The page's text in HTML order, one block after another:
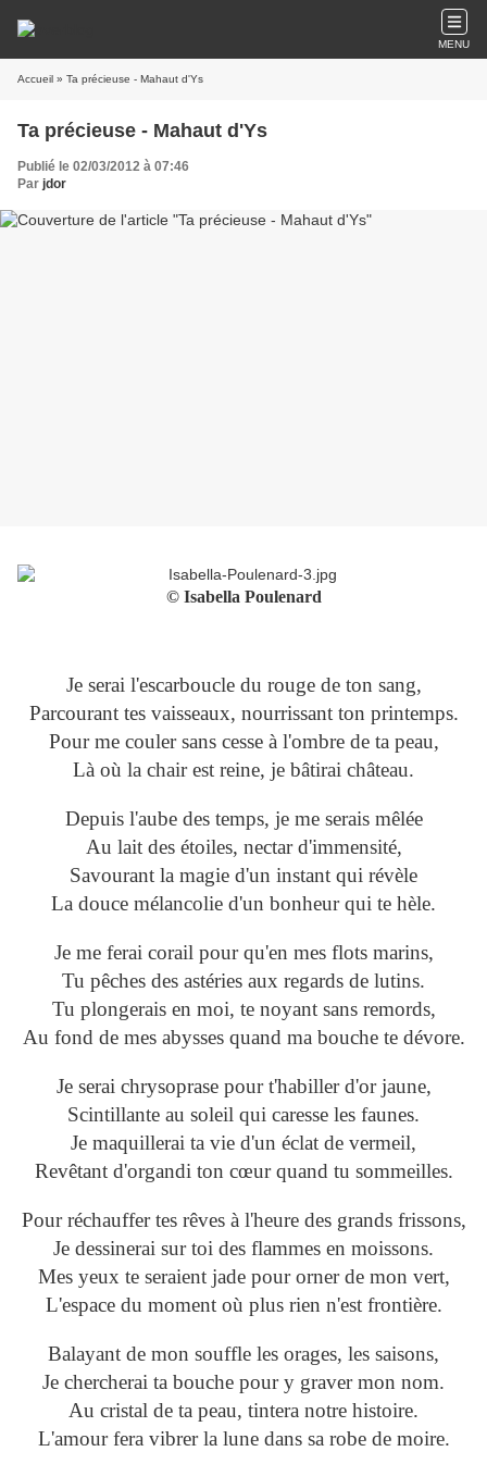
MENU
Accueil » Ta précieuse - Mahaut d'Ys
Ta précieuse - Mahaut d'Ys
Publié le 02/03/2012 à 07:46
Par jdor
© Isabella Poulenard
Je serai l'escarboucle du rouge de ton sang,
Parcourant tes vaisseaux, nourrissant ton printemps.
Pour me couler sans cesse à l'ombre de ta peau,
Là où la chair est reine, je bâtirai château.
Depuis l'aube des temps, je me serais mêlée
Au lait des étoiles, nectar d'immensité,
Savourant la magie d'un instant qui révèle
La douce mélancolie d'un bonheur qui te hèle.
Je me ferai corail pour qu'en mes flots marins,
Tu pêches des astéries aux regards de lutins.
Tu plongerais en moi, te noyant sans remords,
Au fond de mes abysses quand ma bouche te dévore.
Je serai chrysoprase pour t'habiller d'or jaune,
Scintillante au soleil qui caresse les faunes.
Je maquillerai ta vie d'un éclat de vermeil,
Revêtant d'organdi ton cœur quand tu sommeilles.
Pour réchauffer tes rêves à l'heure des grands frissons,
Je dessinerai sur toi des flammes en moissons.
Mes yeux te seraient jade pour orner de mon vert,
L'espace du moment où plus rien n'est frontière.
Balayant de mon souffle les orages, les saisons,
Je chercherai ta bouche pour y graver mon nom.
Au cristal de ta peau, tintera notre histoire.
L'amour fera vibrer la lune dans sa robe de moire.